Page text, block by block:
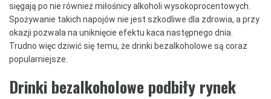
sięgają po nie również miłośnicy alkoholi wysokoprocentowych.
Spożywanie takich napojów nie jest szkodliwe dla zdrowia, a przy
okazji pozwala na uniknięcie efektu kaca następnego dnia.
Trudno więc dziwić się temu, że drinki bezalkoholowe są coraz
popularniejsze.
Drinki bezalkoholowe podbiły rynek